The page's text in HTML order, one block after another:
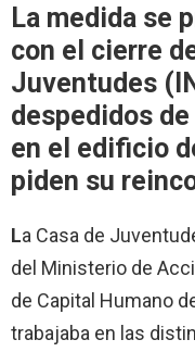
La medida se
con el cierre
Juventudes
despedidos
en el edificio
piden su
La Casa de
del Ministerio de
de Capital Humano
trabajaba en las